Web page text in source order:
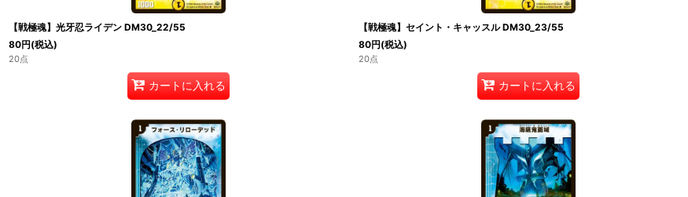
【戦極魂】光牙忍ライデン DM30_22/55
80円(税込)
20点
カートに入れる
【戦極魂】セイント・キャッスル DM30_23/55
80円(税込)
20点
カートに入れる